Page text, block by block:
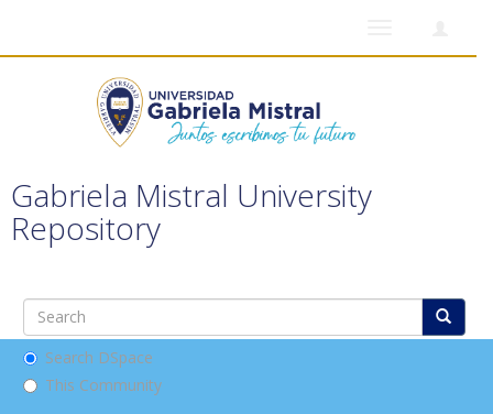
Gabriela Mistral University
Repository
Search DSpace
This Community